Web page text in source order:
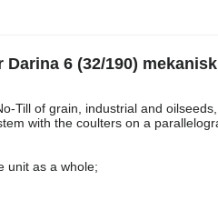
6 (32/190)
Till of grain, industrial and
with the coulters on a
unit as a whole;